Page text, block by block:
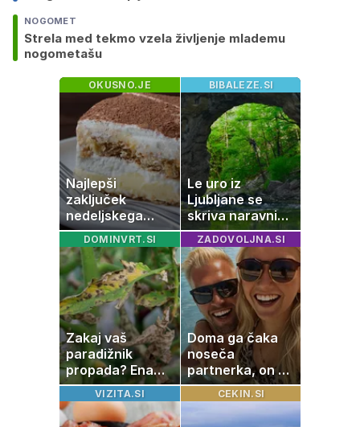
NOGOMET
Strela med tekmo vzela življenje mlademu
nogometašu
OKUSNO.JE
Najlepši
zaključek
nedeljskega
kosila: 8 sladic
brez peke, ki se
jih vsi veselijo
BIBALEZE.SI
Le uro iz
Ljubljane se
skriva naravni
čudež, ki je kot
ustvarjen za
družinski izlet
DOMINVRT.SI
Zakaj vaš
paradižnik
propada? Ena
napaka lahko
uniči rastline –
tako jih rešite
ZADOVOLJNA.SI
Doma ga čaka
noseča
partnerka, on pa
dopustuje z
drugo
VIZITA.SI CEKIN.SI